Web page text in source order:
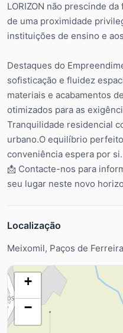
LORIZON não prescinde
de uma proximidade
instituições de ensino e
Destaques do
sofisticação e fluidez
materiais e acabamentos
otimizados para as
Tranquilidade residencial
urbano.O equilíbrio
conveniência espera por si.
📩 Contacte-nos para
seu lugar neste novo
Localização
Meixomil, Paços de
+
−